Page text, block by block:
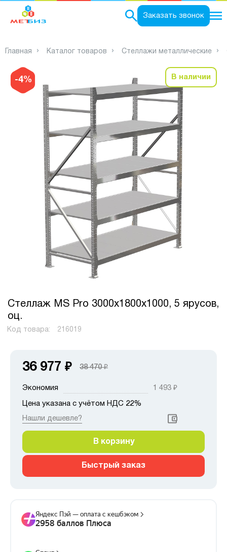
Заказать звонок
Главная Каталог товаров Стеллажи металлические
-4% В наличии
Стеллаж MS Pro 3000х1800х1000, 5 ярусов,
оц.
Код товара: 216019
36 977 ₽ 38 470₽
Экономия 1 493 ₽
Цена указана с учётом НДС 22%
Нашли дешевле?
В корзину
Быстрый заказ